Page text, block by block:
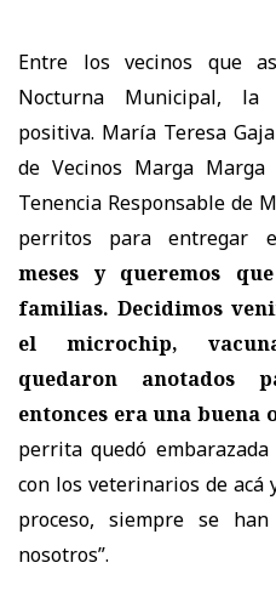
Entre los vecinos que
Nocturna Municipal, la
positiva. María Teresa
de Vecinos Marga
Tenencia Responsable de
perritos para entregar
meses y queremos
familias. Decidimos
el microchip,
quedaron anotados
entonces era una buena
perrita quedó
con los veterinarios de acá
proceso, siempre se
nosotros”.